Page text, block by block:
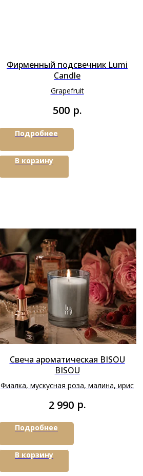
Фирменный подсвечник Lumi
Candle
Grapefruit
500 р.
Подробнее
В корзину
Свеча ароматическая BISOU
BISOU
Фиалка, мускусная роза, малина, ирис
2 990 р.
Подробнее
В корзину